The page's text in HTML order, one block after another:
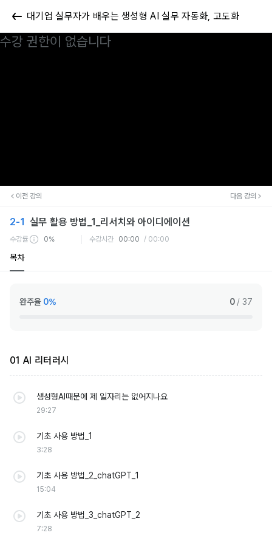
대기업 실무자가 배우는 생성형 AI 실무 자동화, 고도화
수강 권한이 없습니다
이전 강의 다음 강의
2-1 실무 활용 방법_1_리서치와 아이디에이션
수강률 0% 수강시간 00:00 / 00:00
목차
완주율 0% 0 / 37
01 AI 리터러시
생성형AI때문에 제 일자리는 없어지나요
29:27
기초 사용 방법_1
3:28
기초 사용 방법_2_chatGPT_1
15:04
기초 사용 방법_3_chatGPT_2
7:28